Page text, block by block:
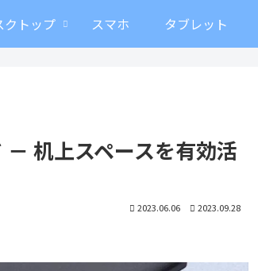
クトップ スマホ タブレット
机上スペースを有効活
2023.06.06 2023.09.28